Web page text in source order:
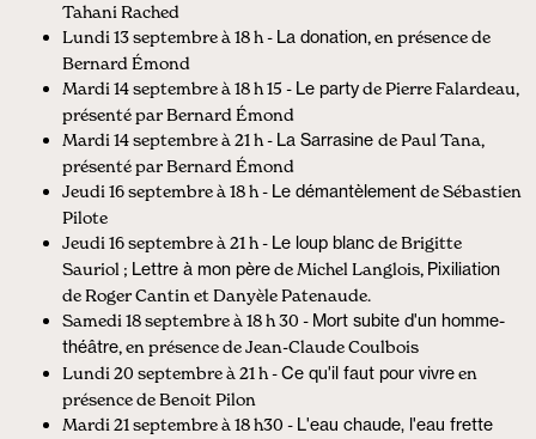
Tahani Rached
Lundi 13 septembre à 18 h - La donation, en présence de
Bernard Émond
Mardi 14 septembre à 18 h 15 - Le partyde Pierre Falardeau,
présenté par Bernard Émond
Mardi 14 septembre à 21 h - La Sarrasine de Paul Tana,
présenté par Bernard Émond
Jeudi 16 septembre à 18 h - Le démantèlementde Sébastien
Pilote
Jeudi 16 septembre à 21 h - Le loup blancde Brigitte
Sauriol ; Lettre à mon pèrede Michel Langlois, Pixiliation
de Roger Cantin et Danyèle Patenaude.
Samedi 18 septembre à 18 h 30 - Mort subite d'un homme-
théâtre, en présence de Jean-Claude Coulbois
Lundi 20 septembre à 21 h -Ce qu'il faut pour vivreen
présence de Benoit Pilon
Mardi 21 septembre à 18 h30 - L'eau chaude, l'eau frette